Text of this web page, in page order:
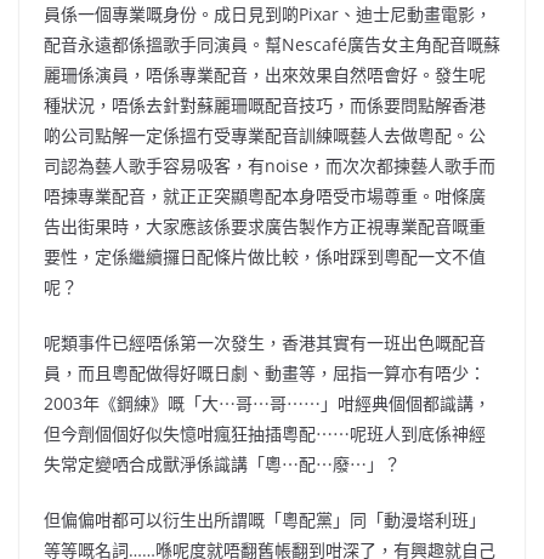
員係一個專業嘅身份。成日見到啲Pixar、迪士尼動畫電影，
配音永遠都係搵歌手同演員。幫Nescafé廣告女主角配音嘅蘇
麗珊係演員，唔係專業配音，出來效果自然唔會好。發生呢
種狀況，唔係去針對蘇麗珊嘅配音技巧，而係要問點解香港
啲公司點解一定係搵冇受專業配音訓練嘅藝人去做粵配。公
司認為藝人歌手容易吸客，有noise，而次次都揀藝人歌手而
唔揀專業配音，就正正突顯粵配本身唔受市場尊重。咁條廣
告出街果時，大家應該係要求廣告製作方正視專業配音嘅重
要性，定係繼續攞日配條片做比較，係咁踩到粵配一文不值
呢？
呢類事件已經唔係第一次發生，香港其實有一班出色嘅配音
員，而且粵配做得好嘅日劇、動畫等，屈指一算亦有唔少：
2003年《鋼練》嘅「大⋯哥⋯哥⋯⋯」咁經典個個都識講，
但今劑個個好似失憶咁瘋狂抽插粵配⋯⋯呢班人到底係神經
失常定變哂合成獸淨係識講「粵⋯配⋯廢⋯」？
但偏偏咁都可以衍生出所謂嘅「粵配黨」同「動漫塔利班」
等等嘅名詞……喺呢度就唔翻舊帳翻到咁深了，有興趣就自己